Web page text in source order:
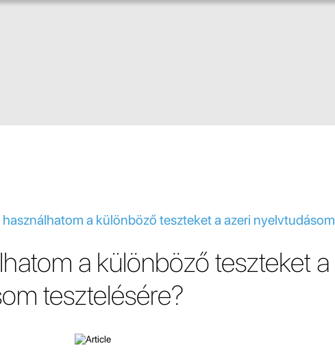
a különböző teszteket a azeri nyelvtudásom
a különböző teszteket a
tesztelésére?